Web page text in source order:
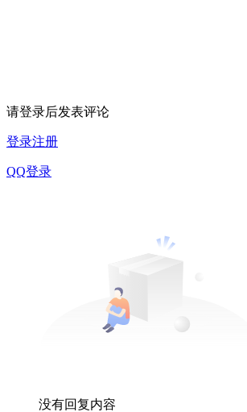
请登录后发表评论
登录注册
QQ登录
没有回复内容